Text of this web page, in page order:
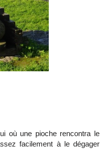
où une pioche rencontra le
facilement à le dégager